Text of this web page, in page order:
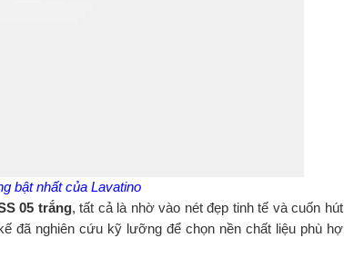
bật nhất của Lavatino
05 trắng, tất cả là nhờ vào nét đẹp tinh tế và cuốn
đã nghiên cứu kỹ lưỡng để chọn nền chất liệu phù